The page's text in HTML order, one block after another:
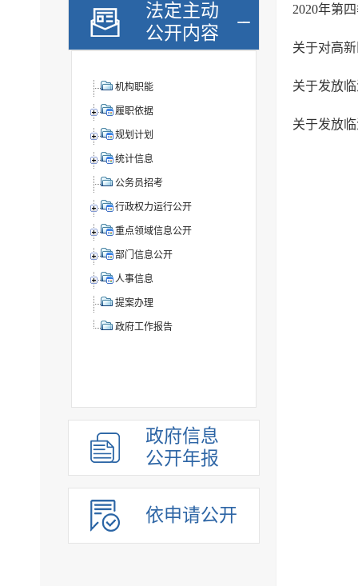
法定主动
公开内容
机构职能
履职依据
规划计划
统计信息
公务员招考
行政权力运行公开
重点领域信息公开
部门信息公开
人事信息
提案办理
政府工作报告
政府信息
公开年报
依申请公开
2020年第